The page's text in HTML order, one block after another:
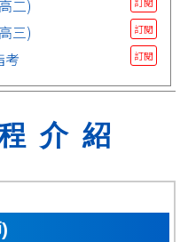
二)
三) 訂閱
考 訂閱
介紹